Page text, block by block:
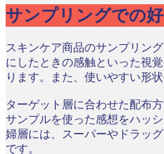
サンプリングでの
スキンケア商品のサンプリン
にしたときの感触といった視
ります。また、使いやすい形
ターゲット層に合わせた配布
サンプルを使った感想をハッ
婦層には、スーパーやドラッ
です。